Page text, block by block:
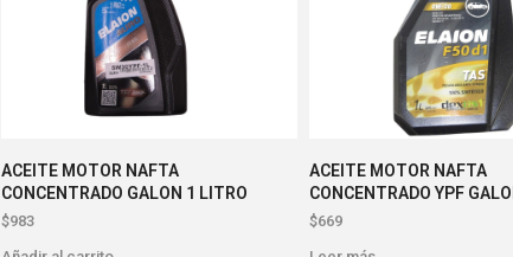
ACEITE MOTOR NAFTA
CONCENTRADO GALON 1 LITRO
$983
ACEITE MOTOR NAFTA
CONCENTRADO YPF
$669